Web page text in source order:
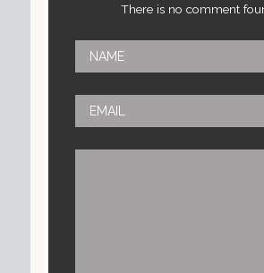
There is no comment